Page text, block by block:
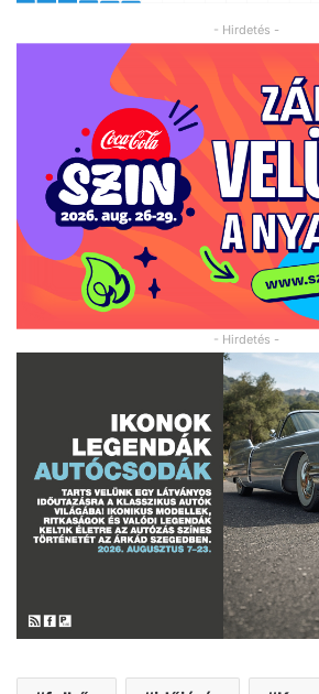
- Hirdetés -
- Hirdetés -